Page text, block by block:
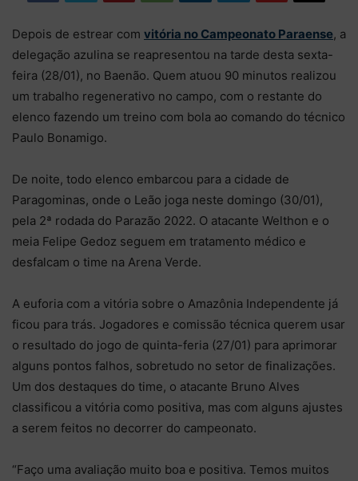
Depois de estrear com vitória no Campeonato Paraense, a
delegação azulina se reapresentou na tarde desta sexta-
feira (28/01), no Baenão. Quem atuou 90 minutos realizou
um trabalho regenerativo no campo, com o restante do
elenco fazendo um treino com bola ao comando do técnico
Paulo Bonamigo.
De noite, todo elenco embarcou para a cidade de
Paragominas, onde o Leão joga neste domingo (30/01),
pela 2ª rodada do Parazão 2022. O atacante Welthon e o
meia Felipe Gedoz seguem em tratamento médico e
desfalcam o time na Arena Verde.
A euforia com a vitória sobre o Amazônia Independente já
ficou para trás. Jogadores e comissão técnica querem usar
o resultado do jogo de quinta-feria (27/01) para aprimorar
alguns pontos falhos, sobretudo no setor de finalizações.
Um dos destaques do time, o atacante Bruno Alves
classificou a vitória como positiva, mas com alguns ajustes
a serem feitos no decorrer do campeonato.
“Faço uma avaliação muito boa e positiva. Temos muitos